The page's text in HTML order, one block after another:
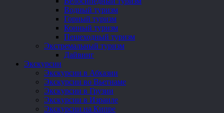
Водный туризм
Горный туризм
Конный туризм
Пешеходный туризм
Экстремальный туризм
Дайвинг
Экскурсии
Экскурсии в Абхазии
Экскурсии во Вьетнаме
Экскурсии в Грузии
Экскурсии в Израиле
Экскурсии на Кипре